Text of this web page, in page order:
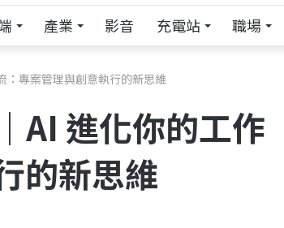
產業 影音 充電站 職場
：專案管理與創意執行的新思維
AI 進化你的工作
的新思維